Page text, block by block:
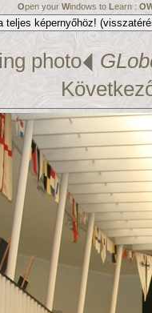
Open your Windows to Learn :
photo